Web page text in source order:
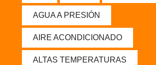
AGUA A PRESIÓN
AIRE ACONDICIONADO
ALTAS TEMPERATURAS